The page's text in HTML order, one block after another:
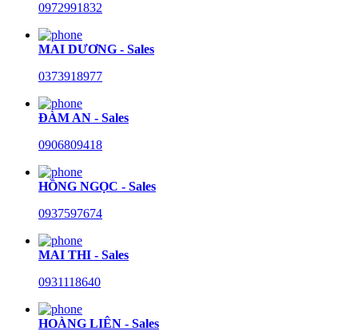
0972991832
MAI DƯƠNG - Sales
0373918977
ĐÀM AN - Sales
0906809418
HỒNG NGỌC - Sales
0937597674
MAI THI - Sales
0931118640
HOÀNG LIÊN - Sales